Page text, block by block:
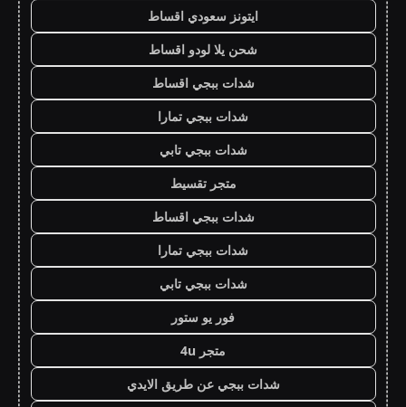
ايتونز سعودي اقساط
شحن يلا لودو اقساط
شدات ببجي اقساط
شدات ببجي تمارا
شدات ببجي تابي
متجر تقسيط
شدات ببجي اقساط
شدات ببجي تمارا
شدات ببجي تابي
فور يو ستور
متجر 4u
شدات ببجي عن طريق الايدي